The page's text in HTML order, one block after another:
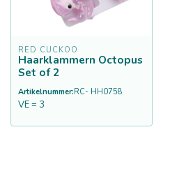
RED CUCKOO
Haarklammern Octopus
Set of 2
Artikelnummer:RC- HH0758
VE = 3